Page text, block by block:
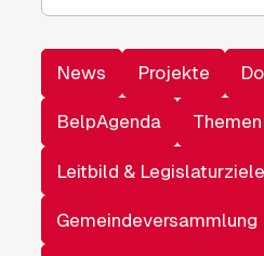
News Projekte
BelpAgenda Themen
Leitbild & Legislaturziele
Gemeindeversammlung